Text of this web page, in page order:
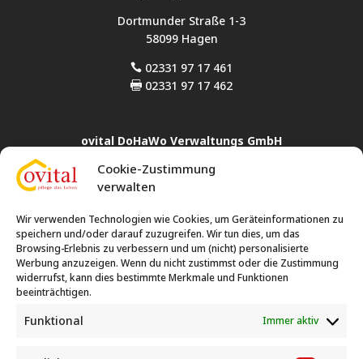
Cookie-Zustimmung
verwalten
Wir verwenden Technologien wie Cookies, um Geräteinformationen zu
speichern und/oder darauf zuzugreifen. Wir tun dies, um das
Browsing-Erlebnis zu verbessern und um (nicht) personalisierte
Werbung anzuzeigen. Wenn du nicht zustimmst oder die Zustimmung
widerrufst, kann dies bestimmte Merkmale und Funktionen
beeinträchtigen.
Funktional Immer aktiv
Dortmunder Straße 1-3
58099 Hagen
 02331 97 17 461
 02331 97 17 462
ovital DoHaWo Verwaltungs GmbH
Rahmer Straße 24
44369 Dortmund
0231 35 77 72 14
 0231 86 40 006
ovital Hauswirtschafts- und Betreuungsleistungen